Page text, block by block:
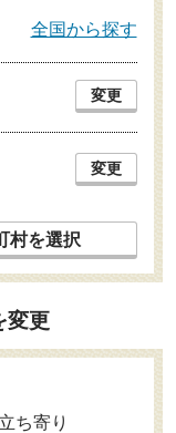
全国から探す
変更
変更
村を選択
変更
ち寄り